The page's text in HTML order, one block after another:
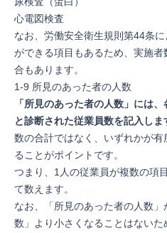
心電図検査
なお、 労働安全衛生規則第44条
ができる項目もあるため、実施
合もあります。
1-9 所見のあった者の人数
「所見のあった者の人数」には
と診断された従業員数を記入しま
数の合計ではなく、いずれかが
ることがポイントです。
つまり、1人の従業員が複数の項
て数えます。
なお、「所見のあった者の人数
数」より小さくなることはない